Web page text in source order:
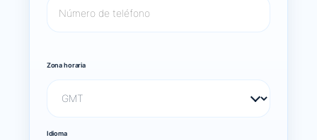
Zona horaria
Idioma